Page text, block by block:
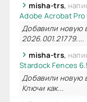
misha-trs,
Adobe Acrobat
Добавили новую
2026.001.21779....
misha-trs,
Stardock Fences
Добавили новую
Ключи как...